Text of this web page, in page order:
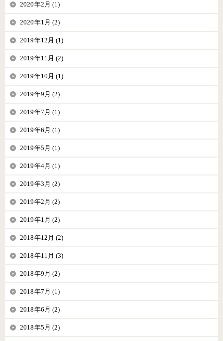
2020年2月 (1)
2020年1月 (2)
2019年12月 (1)
2019年11月 (2)
2019年10月 (1)
2019年9月 (2)
2019年7月 (1)
2019年6月 (1)
2019年5月 (1)
2019年4月 (1)
2019年3月 (2)
2019年2月 (2)
2019年1月 (2)
2018年12月 (2)
2018年11月 (3)
2018年9月 (2)
2018年7月 (1)
2018年6月 (2)
2018年5月 (2)